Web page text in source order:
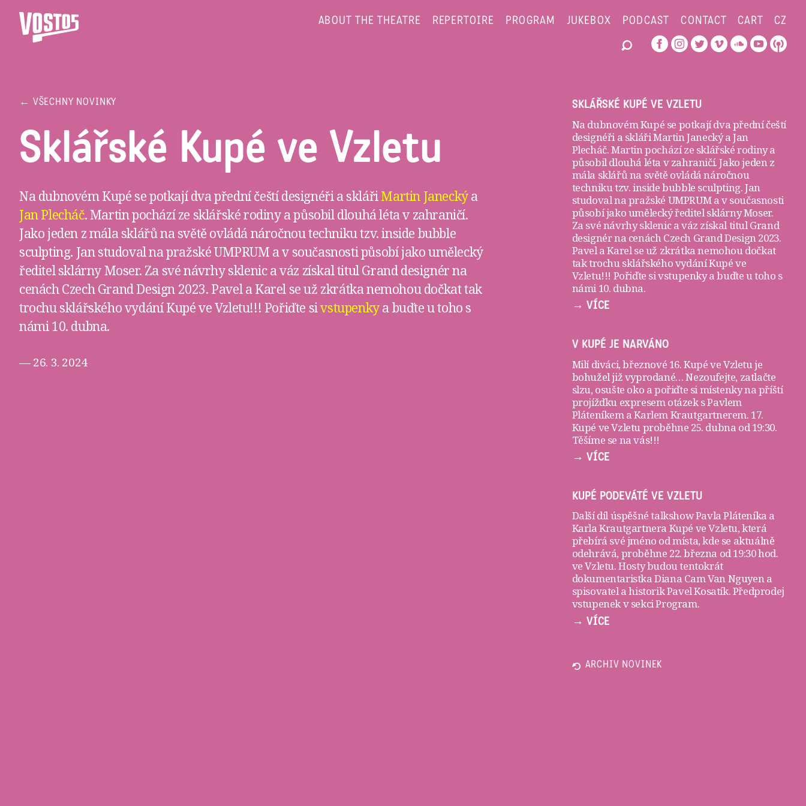
ABOUT THE THEATRE REPERTOIRE PROGRAM JUKEBOX PODCAST CONTACT CART CZ
← VŠECHNY NOVINKY
Sklářské Kupé ve Vzletu
Na dubnovém Kupé se potkají dva přední čeští designéři a sklářiMartin Janeckýa
Jan Plecháč. Martin pochází ze sklářské rodiny a působil dlouhá léta v zahraničí.
Jako jeden z mála sklářů na světě ovládá náročnou techniku tzv. inside bubble
sculpting. Jan studoval na pražské UMPRUM a v současnosti působí jako umělecký
ředitel sklárny Moser. Za své návrhy sklenic a váz získal titul Grand designér na
cenách Czech Grand Design 2023. Pavel a Karel se už zkrátka nemohou dočkat tak
trochu sklářského vydání Kupé ve Vzletu!!! Pořiďte sivstupenkya buďte u toho s
námi 10. dubna.
— 26. 3. 2024
SKLÁŘSKÉ KUPÉ VE VZLETU
Na dubnovém Kupé se potkají dva přední čeští
designéři a sklářiMartin JaneckýaJan
Plecháč. Martin pochází ze sklářské rodiny a
působil dlouhá léta v zahraničí. Jako jeden z
mála sklářů na světě ovládá náročnou
techniku tzv. inside bubble sculpting. Jan
studoval na pražské UMPRUM a v současnosti
působí jako umělecký ředitel sklárny Moser.
Za své návrhy sklenic a váz získal titul Grand
designér na cenách Czech Grand Design 2023.
Pavel a Karel se už zkrátka nemohou dočkat
tak trochu sklářského vydání Kupé ve
Vzletu!!! Pořiďte sivstupenkya buďte u toho s
námi 10. dubna.
→ VÍCE
V KUPÉ JE NARVÁNO
Milí diváci, březnové 16. Kupé ve Vzletu je
bohužel již vyprodané… Nezoufejte, zatlačte
slzu, osušte oko a pořiďte si místenkyna příští
projížďku expresem otázek s Pavlem
Pláteníkem a Karlem Krautgartnerem. 17.
Kupé ve Vzletu proběhne 25. dubna od 19:30.
Těšíme se na vás!!!
→ VÍCE
KUPÉ PODEVÁTÉ VE VZLETU
Další díl úspěšné talkshow Pavla Pláteníka a
Karla Krautgartnera Kupé ve Vzletu, která
přebírá své jméno od místa, kde se aktuálně
odehrává, proběhne 22. března od 19:30 hod.
veVzletu. Hosty budou tentokrát
dokumentaristka Diana Cam Van Nguyen a
spisovatel a historik Pavel Kosatík. Předprodej
vstupenek v sekciProgram.
→ VÍCE
ARCHIV NOVINEK